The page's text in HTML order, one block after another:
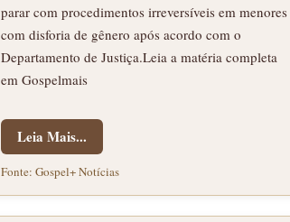
parar com procedimentos irreversíveis em menores
com disforia de gênero após acordo com o
Departamento de Justiça.Leia a matéria completa
em Gospelmais
Leia Mais...
Fonte: Gospel+ Notícias